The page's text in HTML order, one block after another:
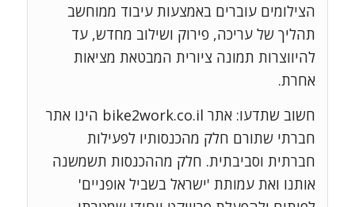
הצילומים עוברים באמצעות עיבוד ממוחשב
תהליך של עריכה, פירוק ושילוב מחדש, עד
להיווצרות תמונה ציורית המבטאת מציאות
אחרת.
חשוב שתדעו: אתר bike2work.co.il הינו אתר
חברתי שתורם חלק מהכנסותיו לפעילות
חברתית וסביבתית. חלק מההכנסות תשמשנה
אותנו ואת עמותת 'ישראל בשביל אופניים'